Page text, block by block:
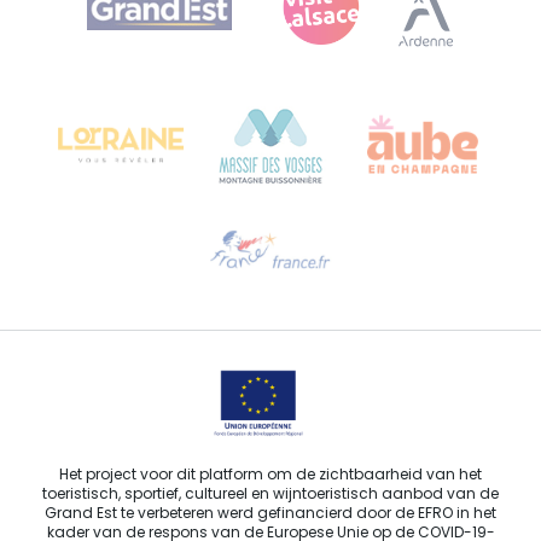
Bureau de Colmar (hoofdkantoor)
Stuur ons een e-mail
Het project voor dit platform om de zichtbaarheid van het
toeristisch, sportief, cultureel en wijntoeristisch aanbod van de
Grand Est te verbeteren werd gefinancierd door de EFRO in het
kader van de respons van de Europese Unie op de COVID-19-